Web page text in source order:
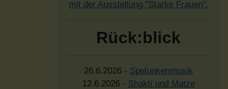
mit der Ausstellung "Starke Frauen".
Rück:blick
26.6.2026 - Spelunkenmusik
12.6.2026 - Shakti und Matze